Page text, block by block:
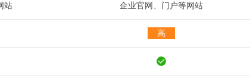
站 企业官网、门户等网站
高